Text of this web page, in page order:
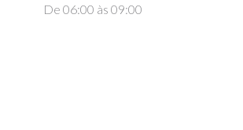
De 06:00 às 09:00